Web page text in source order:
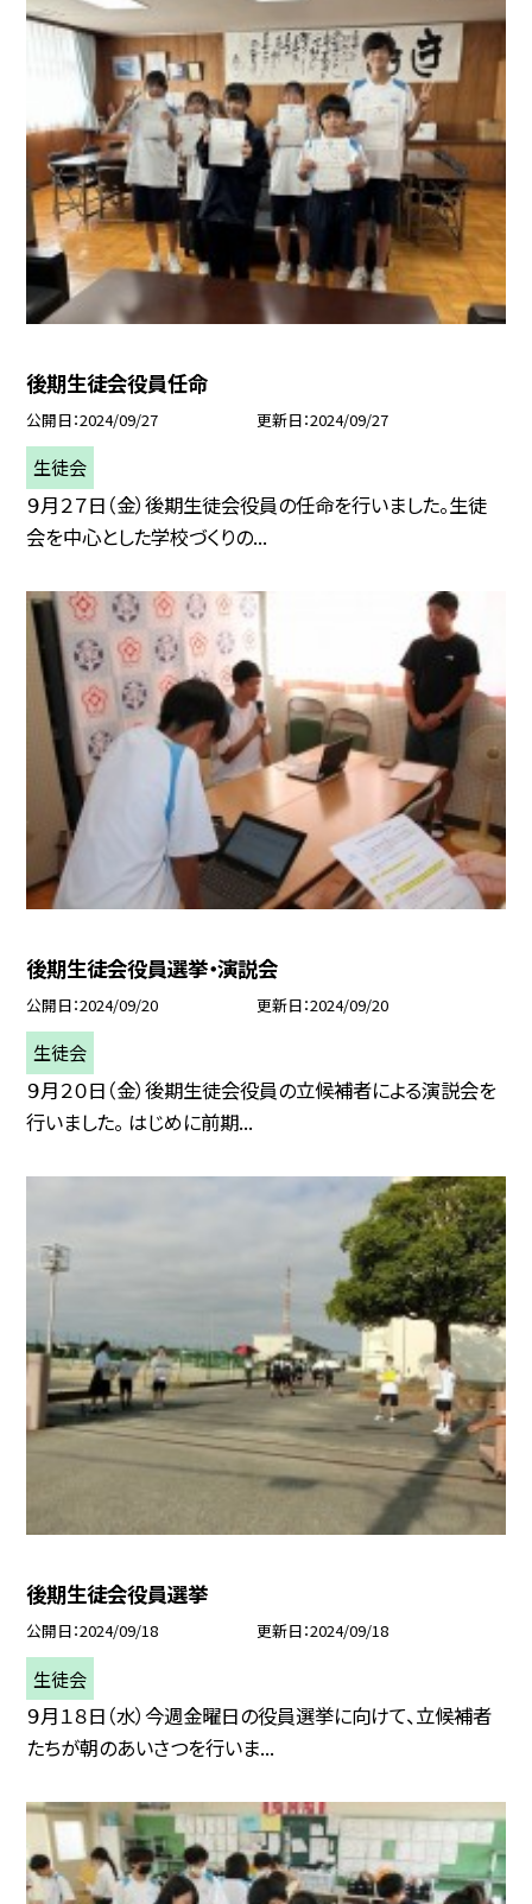
後期生徒会役員任命
公開日 2024/09/27 更新日 2024/09/27
生徒会
９月２７日（金）後期生徒会役員の任命を行いました。生徒
会を中心とした学校づくりの...
後期生徒会役員選挙・演説会
公開日 2024/09/20 更新日 2024/09/20
生徒会
９月２０日（金）後期生徒会役員の立候補者による演説会を
行いました。 はじめに前期...
後期生徒会役員選挙
公開日 2024/09/18 更新日 2024/09/18
生徒会
９月１８日（水）今週金曜日の役員選挙に向けて、立候補者
たちが朝のあいさつを行いま...